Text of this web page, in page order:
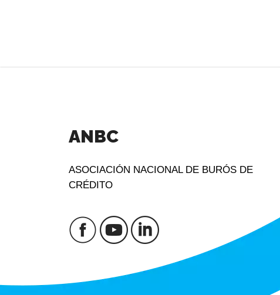
ANBC
ASOCIACIÓN NACIONAL DE BURÓS DE
CRÉDITO